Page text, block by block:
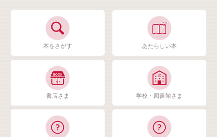
本をさがす あたらしい本
書店さま 学校・図書館さま